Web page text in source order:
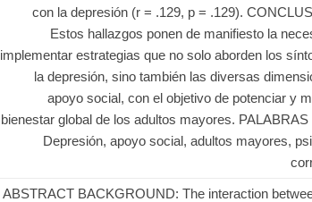
con la depresión (r = .129, p = .129).
Estos hallazgos ponen de manifiesto la
implementar estrategias que no solo aborden los
la depresión, sino también las diversas
apoyo social, con el objetivo de potenciar y
bienestar global de los adultos mayores. PALABRAS
Depresión, apoyo social, adultos mayores,
ABSTRACT BACKGROUND: The interaction